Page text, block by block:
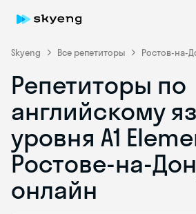
Skyeng Все репетиторы Ростов-на-
Репетиторы по
английскому
уровня A1
Ростове-на-
онлайн
Skyeng Chat
online